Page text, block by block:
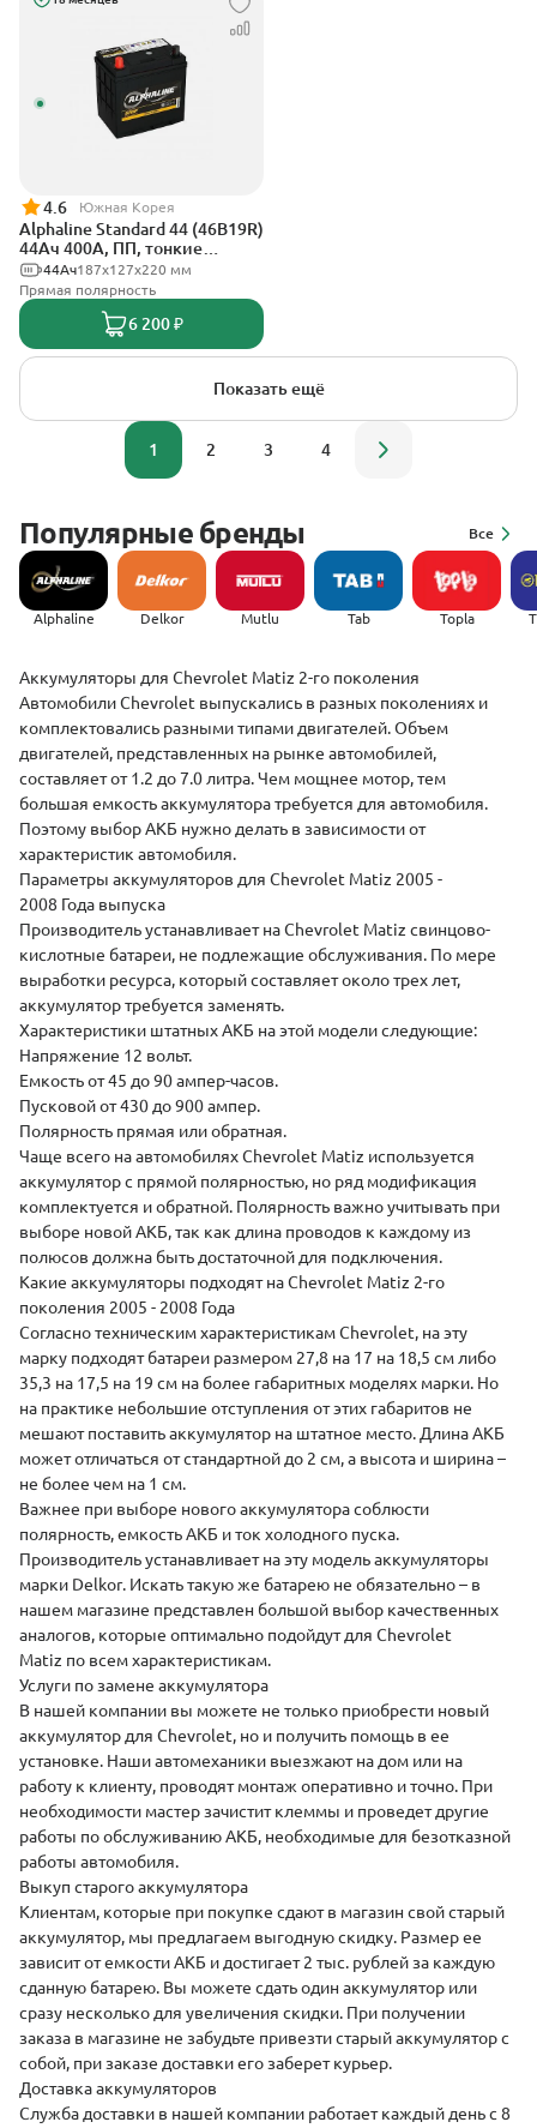
4.6 Южная Корея
Alphaline Standard 44 (46B19R)
44Ач 400А, ПП, тонкие
клеммы187x127х220 мм
44Ач
Прямая полярность
6 200 ₽
Показать ещё
1 2 3 4
Популярные бренды Все
Alphaline Delkor Mutlu Tab Topla
Аккумуляторы для Chevrolet Matiz 2-го поколения
Автомобили Chevrolet выпускались в разных поколениях и
комплектовались разными типами двигателей. Объем
двигателей, представленных на рынке автомобилей,
составляет от 1.2 до 7.0 литра. Чем мощнее мотор, тем
большая емкость аккумулятора требуется для автомобиля.
Поэтому выбор АКБ нужно делать в зависимости от
характеристик автомобиля.
Параметры аккумуляторов для Chevrolet Matiz 2005 -
2008 Года выпуска
Производитель устанавливает на Chevrolet Matiz свинцово-
кислотные батареи, не подлежащие обслуживания. По мере
выработки ресурса, который составляет около трех лет,
аккумулятор требуется заменять.
Характеристики штатных АКБ на этой модели следующие:
Напряжение 12 вольт.
Емкость от 45 до 90 ампер-часов.
Пусковой от 430 до 900 ампер.
Полярность прямая илиобратная.
Чаще всего на автомобилях Chevrolet Matiz используется
аккумулятор с прямой полярностью, но ряд модификация
комплектуется и обратной. Полярность важно учитывать при
выборе новой АКБ, так как длина проводов к каждому из
полюсов должна быть достаточной для подключения.
Какие аккумуляторы подходят на Chevrolet Matiz 2-го
поколения 2005 - 2008 Года
Согласно техническим характеристикам Chevrolet, на эту
марку подходят батареи размером 27,8 на 17 на 18,5 см либо
35,3 на 17,5 на 19 см на более габаритных моделях марки. Но
на практике небольшие отступления от этих габаритов не
мешают поставить аккумулятор на штатное место. Длина АКБ
может отличаться от стандартной до 2 см, а высота и ширина –
не более чем на 1 см.
Важнее при выборе нового аккумулятора соблюсти
полярность, емкость АКБ и ток холодного пуска.
Производитель устанавливает на эту модель аккумуляторы
марки Delkor. Искать такую же батарею не обязательно – в
нашем магазине представлен большой выбор качественных
аналогов, которые оптимально подойдут для Chevrolet
Matiz по всем характеристикам.
Услуги по замене аккумулятора
В нашей компании вы можете не только приобрести новый
аккумулятор для Chevrolet, но и получить помощь в ее
установке. Наши автомеханики выезжают на дом или на
работу к клиенту, проводят монтаж оперативно и точно. При
необходимости мастер зачистит клеммы и проведет другие
работы по обслуживанию АКБ, необходимые для безотказной
работы автомобиля.
Выкуп старого аккумулятора
Клиентам, которые при покупке сдают в магазин свой старый
аккумулятор, мы предлагаем выгодную скидку. Размер ее
зависит от емкости АКБ и достигает 2 тыс. рублей за каждую
сданную батарею. Вы можете сдать один аккумулятор или
сразу несколько для увеличения скидки. При получении
заказа в магазине не забудьте привезти старый аккумулятор с
собой, при заказе доставки его заберет курьер.
Доставка аккумуляторов
Служба доставки в нашей компании работает каждый день с 8